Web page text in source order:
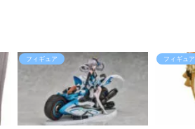
フィギュア フィギュア